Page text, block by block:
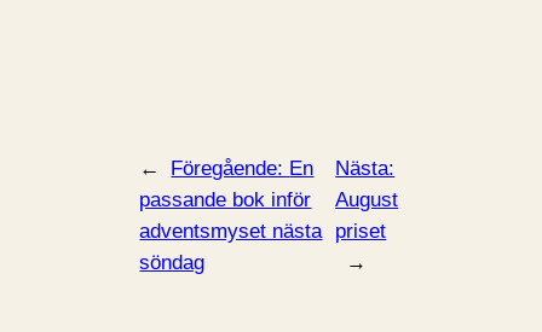
← Föregående: En
passande bok inför
adventsmyset nästa
söndag
Nästa:
August
priset
→